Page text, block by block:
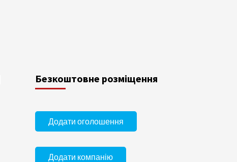
Безкоштовне розміщення
Додати оголошення
Додати компанію